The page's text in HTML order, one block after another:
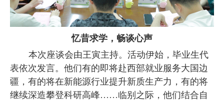
忆昔求学，畅谈心声
本次座谈会由王寅主持。活动伊始，毕业生代
表依次发言。他们有的即将赴西部就业服务大国边
疆，有的将在新能源行业提升新质生产力，有的将
继续深造攀登科研高峰……临别之际，他们结合自